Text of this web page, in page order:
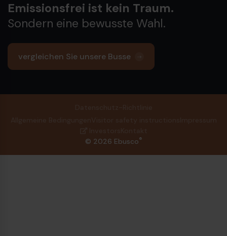
Emissionsfrei ist kein Traum.
Sondern eine bewusste Wahl.
vergleichen Sie unsere Busse
© 2026 Ebusco®